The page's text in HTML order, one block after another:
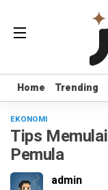
Home Trending
Home Trending
EKONOMI
Tips
Pemula
admin